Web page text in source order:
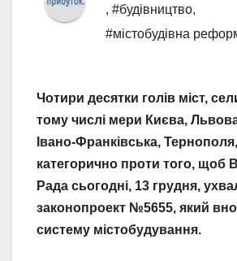
, #будівництво,
#містобудівна
Чотири десятки голів міст,
тому числі мери Києва,
Івано-Франківська,
категорично проти того, щоб
Рада сьогодні, 13 грудня,
законопроект №5655, який
систему містобудування.